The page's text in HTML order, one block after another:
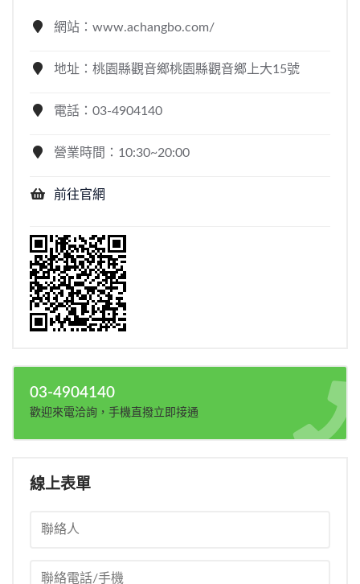
網站：www.achangbo.com/
地址：桃園縣觀音鄉桃園縣觀音鄉上大15號
電話：03-4904140
營業時間：10:30~20:00
前往官網
03-4904140
歡迎來電洽詢，手機直撥立即接通
線上表單